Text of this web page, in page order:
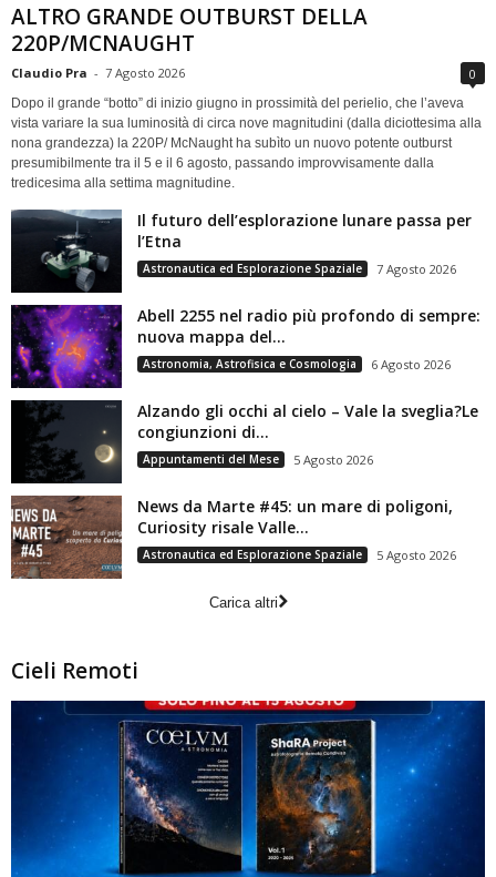
ALTRO GRANDE OUTBURST DELLA
220P/MCNAUGHT
Claudio Pra - 7 Agosto 2026 0
Dopo il grande “botto” di inizio giugno in prossimità del perielio, che l’aveva
vista variare la sua luminosità di circa nove magnitudini (dalla diciottesima alla
nona grandezza) la 220P/ McNaught ha subìto un nuovo potente outburst
presumibilmente tra il 5 e il 6 agosto, passando improvvisamente dalla
tredicesima alla settima magnitudine.
Il futuro dell’esplorazione lunare passa per
l’Etna
Astronautica ed Esplorazione Spaziale 7 Agosto 2026
Abell 2255 nel radio più profondo di sempre:
nuova mappa del...
Astronomia, Astrofisica e Cosmologia 6 Agosto 2026
Alzando gli occhi al cielo – Vale la sveglia?Le
congiunzioni di...
Appuntamenti del Mese 5 Agosto 2026
News da Marte #45: un mare di poligoni,
Curiosity risale Valle...
Astronautica ed Esplorazione Spaziale 5 Agosto 2026
Carica altri
Cieli Remoti